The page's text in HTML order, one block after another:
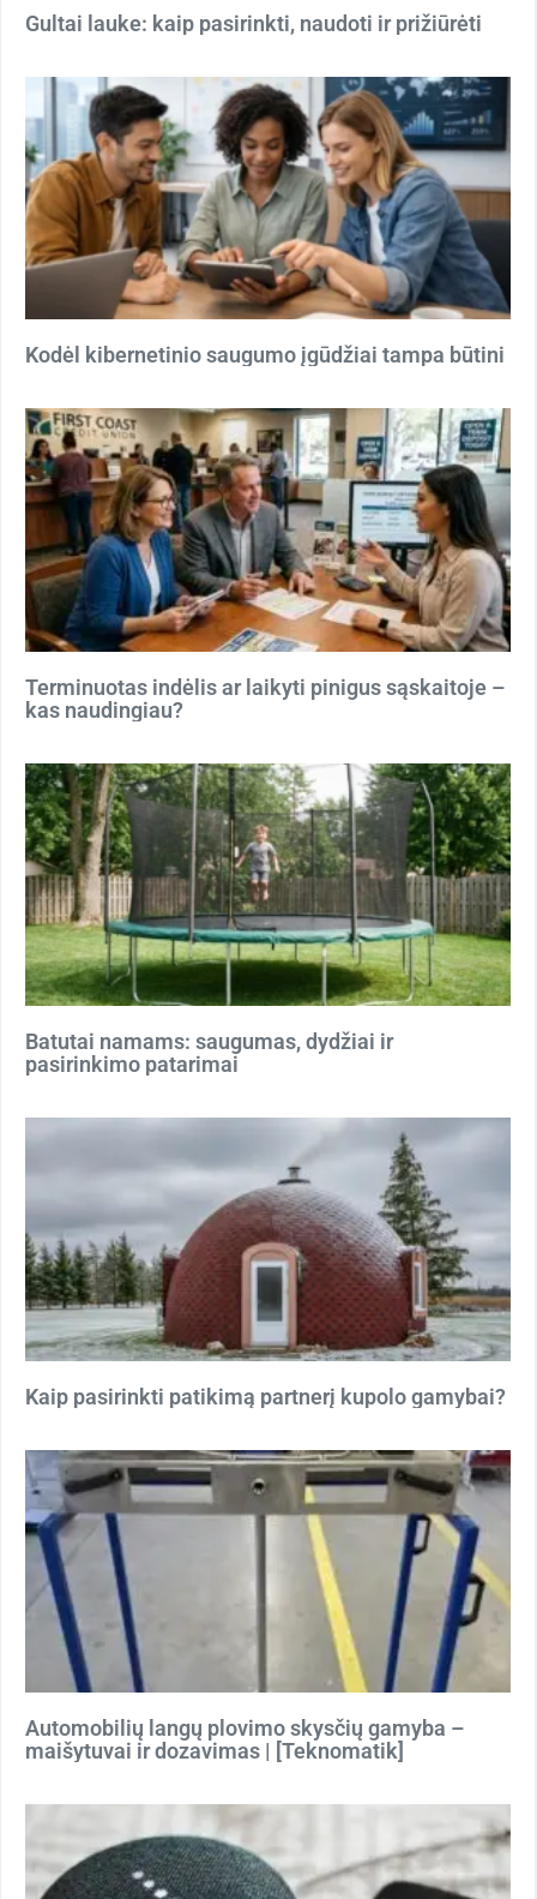
Gultai lauke: kaip pasirinkti, naudoti ir prižiūrėti
Kodėl kibernetinio saugumo įgūdžiai tampa būtini
Terminuotas indėlis ar laikyti pinigus sąskaitoje –
kas naudingiau?
Batutai namams: saugumas, dydžiai ir
pasirinkimo patarimai
Kaip pasirinkti patikimą partnerį kupolo gamybai?
Automobilių langų plovimo skysčių gamyba –
maišytuvai ir dozavimas | [Teknomatik]